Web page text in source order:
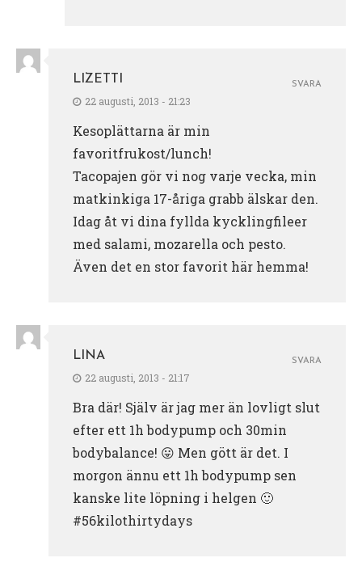
LIZETTI
22 augusti, 2013 - 21:23
Kesoplättarna är min
favoritfrukost/lunch!
Tacopajen gör vi nog varje vecka, min
matkinkiga 17-åriga grabb älskar den.
Idag åt vi dina fyllda kycklingfileer
med salami, mozarella och pesto.
Även det en stor favorit här hemma!
SVARA
LINA
22 augusti, 2013 - 21:17
Bra där! Själv är jag mer än lovligt slut
efter ett 1h bodypump och 30min
bodybalance! 😛 Men gött är det. I
morgon ännu ett 1h bodypump sen
kanske lite löpning i helgen 🙂
#56kilothirtydays
SVARA